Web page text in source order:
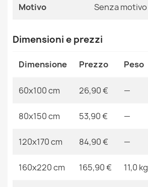
CONIGLIO
Tappeto HAMPTON Crown nero
Motivo Senza motivo
Dimensioni e prezzi
Dimensione Prezzo Peso
60x100 cm 26,90 € —
80x150 cm 53,90 € —
120x170 cm 84,90 € —
160x220 cm 165,90 € 11,0 kg